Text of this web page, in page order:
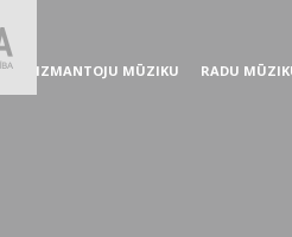
IZMANTOJU MŪZIKU RADU